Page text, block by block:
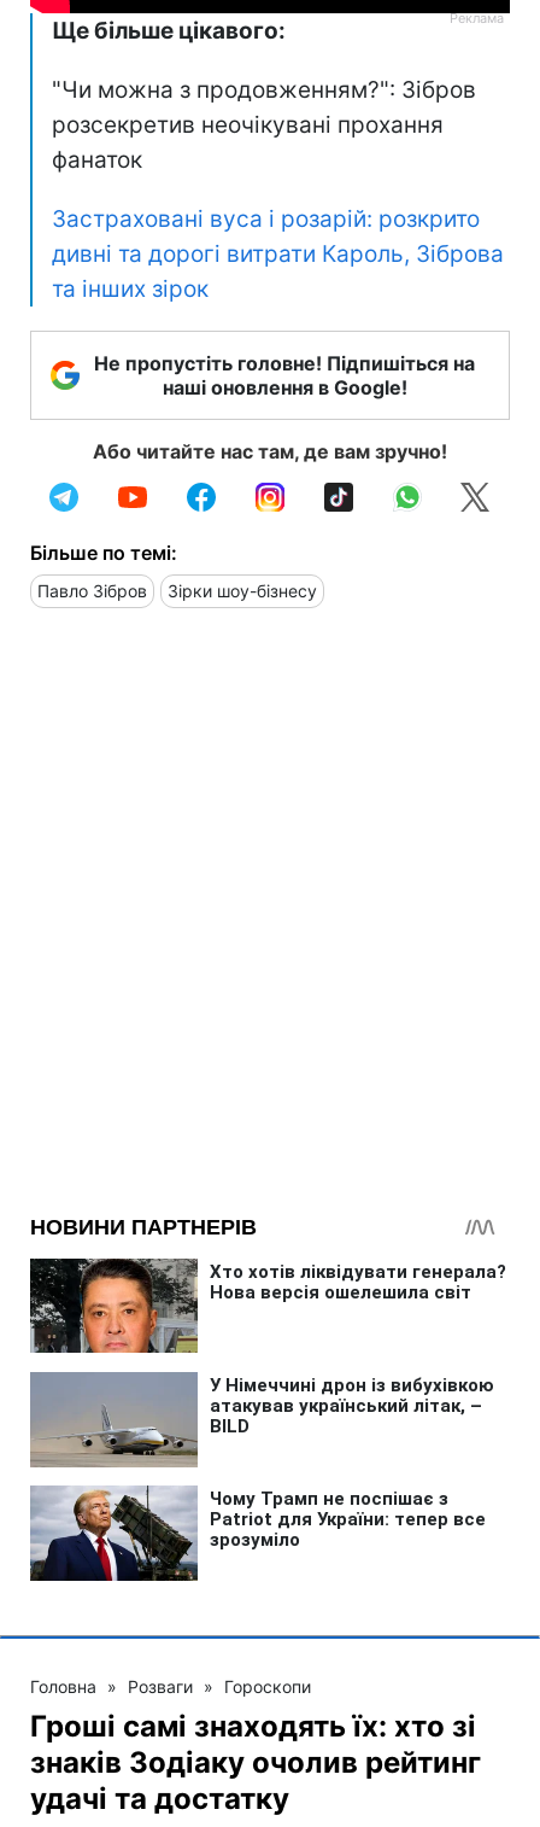
Ще більше цікавого:
"Чи можна з продовженням?": Зібров
розсекретив неочікувані прохання
фанаток
Застраховані вуса і розарій: розкрито
дивні та дорогі витрати Кароль, Зіброва
та інших зірок
Не пропустіть головне! Підпишіться на
наші оновлення в Google!
Або читайте нас там, де вам зручно!
Більше по темі:
Павло Зібров Зірки шоу-бізнесу
Головна » Розваги » Гороскопи
Гроші самі знаходять їх: хто зі
знаків Зодіаку очолив рейтинг
удачі та достатку